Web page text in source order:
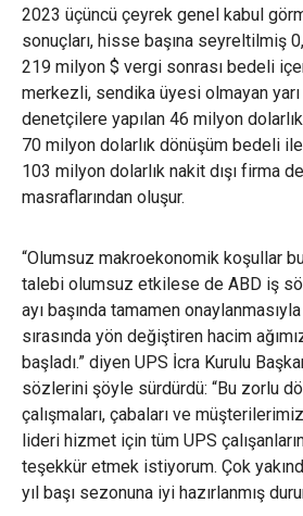
2023 üçüncü çeyrek genel kabul
sonuçları, hisse başına seyreltilmiş
219 milyon $ vergi sonrası bedeli
merkezli, sendika üyesi olmayan
denetçilere yapılan 46 milyon
70 milyon dolarlık dönüşüm bedeli
103 milyon dolarlık nakit dışı firma
masraflarından oluşur.
“Olumsuz makroekonomik koşullar
talebi olumsuz etkilese de ABD iş
ayı başında tamamen
sırasında yön değiştiren hacim
başladı.” diyen UPS İcra Kurulu
sözlerini şöyle sürdürdü: “Bu zorlu
çalışmaları, çabaları ve
lideri hizmet için tüm UPS
teşekkür etmek istiyorum. Çok
yıl başı sezonuna iyi hazırlanmış